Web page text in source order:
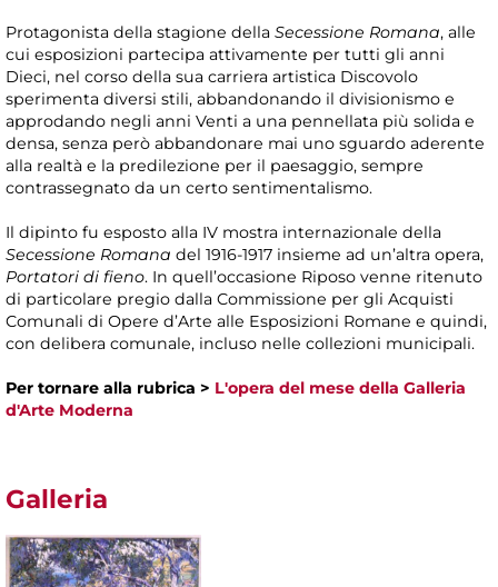
Protagonista della stagione della Secessione Romana, alle
cui esposizioni partecipa attivamente per tutti gli anni
Dieci, nel corso della sua carriera artistica Discovolo
sperimenta diversi stili, abbandonando il divisionismo e
approdando negli anni Venti a una pennellata più solida e
densa, senza però abbandonare mai uno sguardo aderente
alla realtà e la predilezione per il paesaggio, sempre
contrassegnato da un certo sentimentalismo.
Il dipinto fu esposto alla IV mostra internazionale della
Secessione Romana del 1916-1917 insieme ad un’altra opera,
Portatori di fieno. In quell’occasione Riposo venne ritenuto
di particolare pregio dalla Commissione per gli Acquisti
Comunali di Opere d’Arte alle Esposizioni Romane e quindi,
con delibera comunale, incluso nelle collezioni municipali.
Per tornare alla rubrica > L'opera del mese della Galleria
d'Arte Moderna
Galleria